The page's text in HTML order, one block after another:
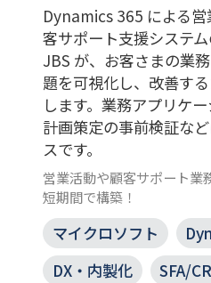
Dynamics 365 による
客サポート支援システ
JBS が、お客さまの業
題を可視化し、改善す
します。業務アプリケ
計画策定の事前検証な
スです。
営業活動や顧客サポート業
短期間で構築！
マイクロソフト
DX・内製化
SFA/